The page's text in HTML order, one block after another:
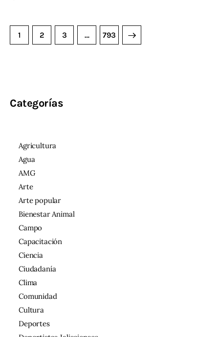
1 2 3 … 793
>
Categorías
Agricultura
Agua
AMG
Arte
Arte popular
Bienestar Animal
Campo
Capacitación
Ciencia
Ciudadanía
Clima
Comunidad
Cultura
Deportes